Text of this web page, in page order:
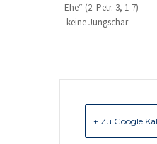
Ehe“ (2. Petr. 3, 1-7)
keine Jungschar
+ Zu Google